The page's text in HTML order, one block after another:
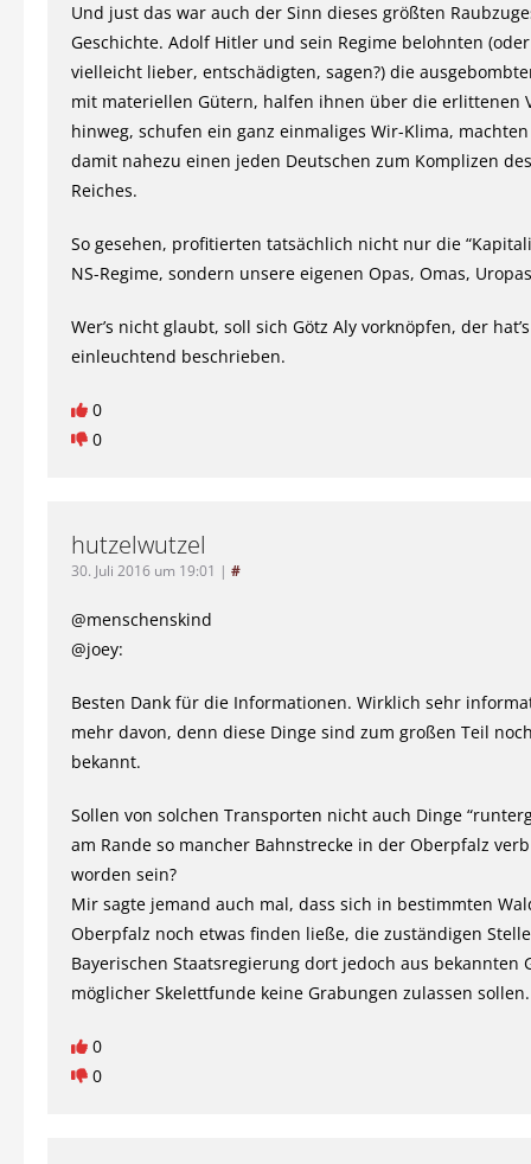
Und just das war auch der Sinn dieses größten
Geschichte. Adolf Hitler und sein Regime belohnten
vielleicht lieber, entschädigten, sagen?) die
mit materiellen Gütern, halfen ihnen über die erlittenen
hinweg, schufen ein ganz einmaliges Wir-Klima,
damit nahezu einen jeden Deutschen zum Komplizen
Reiches.
So gesehen, profitierten tatsächlich nicht nur die
NS-Regime, sondern unsere eigenen Opas, Omas,
Wer’s nicht glaubt, soll sich Götz Aly vorknöpfen, der hat’s
einleuchtend beschrieben.
0
0
hutzelwutzel
30. Juli 2016 um 19:01 | #
@menschenskind
@joey:
Besten Dank für die Informationen. Wirklich sehr
mehr davon, denn diese Dinge sind zum großen Teil
bekannt.
Sollen von solchen Transporten nicht auch Dinge
am Rande so mancher Bahnstrecke in der Oberpfalz
worden sein?
Mir sagte jemand auch mal, dass sich in bestimmten
Oberpfalz noch etwas finden ließe, die zuständigen
Bayerischen Staatsregierung dort jedoch aus bekannten
möglicher Skelettfunde keine Grabungen zulassen sollen.
0
0